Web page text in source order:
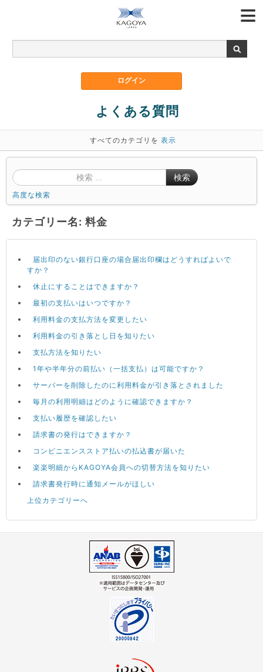
よくある質問
すべてのカテゴリを 表示
検索
高度な検索
カテゴリー名: 料金
届出印のない銀行口座の場合届出印欄はどうすればよいで
すか？
休止にすることはできますか？
最初の支払いはいつですか？
利用料金の支払方法を変更したい
利用料金の引き落とし日を知りたい
支払方法を知りたい
1年や半年分の前払い（一括支払）は可能ですか？
サーバーを削除したのに利用料金が引き落とされました
毎月の利用明細はどのように確認できますか？
支払い履歴を確認したい
請求書の発行はできますか？
コンビニエンスストア払いの払込書が届いた
楽楽明細からKAGOYA会員への切替方法を知りたい
請求書発行時に通知メールがほしい
上位カテゴリーへ